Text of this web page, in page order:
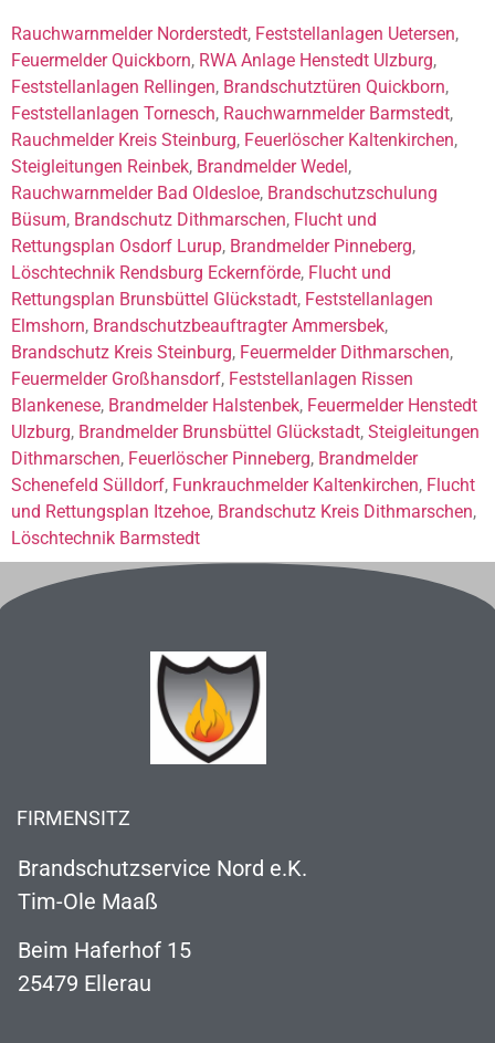
Rauchwarnmelder Norderstedt, Feststellanlagen Uetersen,
Feuermelder Quickborn, RWA Anlage Henstedt Ulzburg,
Feststellanlagen Rellingen, Brandschutztüren Quickborn,
Feststellanlagen Tornesch, Rauchwarnmelder Barmstedt,
Rauchmelder Kreis Steinburg, Feuerlöscher Kaltenkirchen,
Steigleitungen Reinbek, Brandmelder Wedel ,
Rauchwarnmelder Bad Oldesloe, Brandschutzschulung
Büsum, Brandschutz Dithmarschen, Flucht und
Rettungsplan Osdorf Lurup, Brandmelder Pinneberg,
Löschtechnik Rendsburg Eckernförde, Flucht und
Rettungsplan Brunsbüttel Glückstadt, Feststellanlagen
Elmshorn, Brandschutzbeauftragter Ammersbek,
Brandschutz Kreis Steinburg, Feuermelder Dithmarschen,
Feuermelder Großhansdorf, Feststellanlagen Rissen
Blankenese, Brandmelder Halstenbek, Feuermelder Henstedt
Ulzburg, Brandmelder Brunsbüttel Glückstadt, Steigleitungen
Dithmarschen, Feuerlöscher Pinneberg, Brandmelder
Schenefeld Sülldorf, Funkrauchmelder Kaltenkirchen, Flucht
und Rettungsplan Itzehoe, Brandschutz Kreis Dithmarschen,
Löschtechnik Barmstedt
FIRMENSITZ
Brandschutzservice Nord e.K.
Tim-Ole Maaß
Beim Haferhof 15
25479 Ellerau